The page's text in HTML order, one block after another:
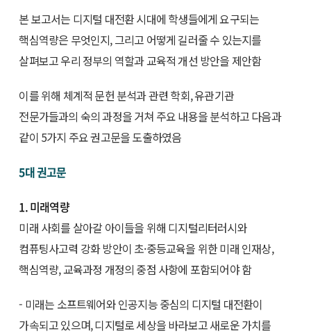
본 보고서는 디지털 대전환 시대에 학생들에게 요구되는
핵심역량은 무엇인지, 그리고 어떻게 길러줄 수 있는지를
살펴보고 우리 정부의 역할과 교육적 개선 방안을 제안함
이를 위해 체계적 문헌 분석과 관련 학회, 유관기관
전문가들과의 숙의 과정을 거쳐 주요 내용을 분석하고 다음과
같이 5가지 주요 권고문을 도출하였음
5대 권고문
1. 미래역량
미래 사회를 살아갈 아이들을 위해 디지털리터러시와
컴퓨팅사고력 강화 방안이 초·중등교육을 위한 미래 인재상,
핵심역량, 교육과정 개정의 중점 사항에 포함되어야 함
- 미래는 소프트웨어와 인공지능 중심의 디지털 대전환이
가속되고 있으며, 디지털로 세상을 바라보고 새로운 가치를